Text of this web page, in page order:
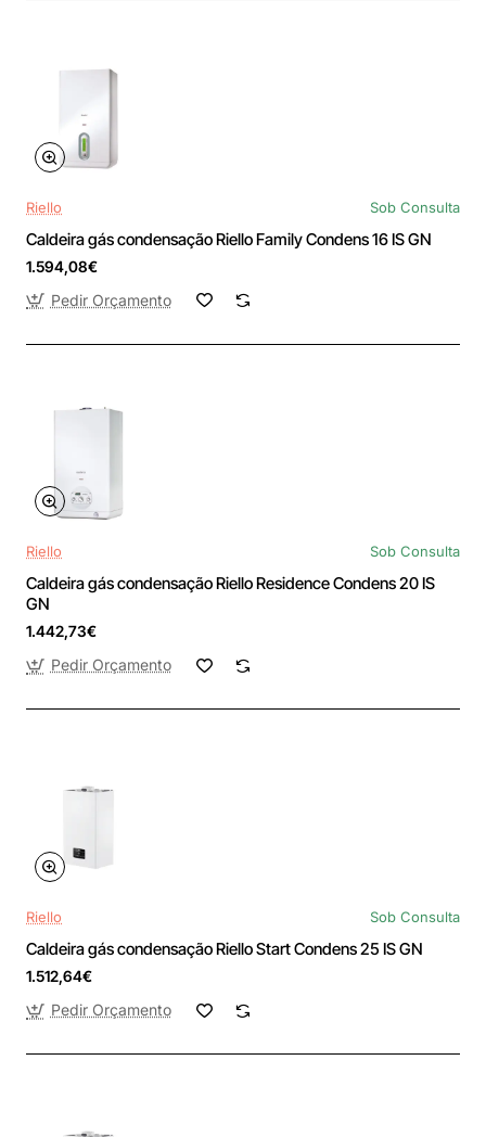
Riello Sob Consulta
Caldeira gás condensação Riello Family Condens 16 IS GN
1.594,08€
Pedir Orçamento
Riello Sob Consulta
Caldeira gás condensação Riello Residence Condens 20 IS
GN
1.442,73€
Pedir Orçamento
Riello Sob Consulta
Caldeira gás condensação Riello Start Condens 25 IS GN
1.512,64€
Pedir Orçamento